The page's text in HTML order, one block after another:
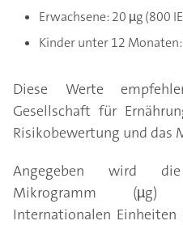
Erwachsene: 20 µg (800
Kinder unter 12 Monaten:
Diese Werte
Gesellschaft für
Risikobewertung und das
Angegeben wird
Mikrogramm (µg)
Internationalen Einheiten